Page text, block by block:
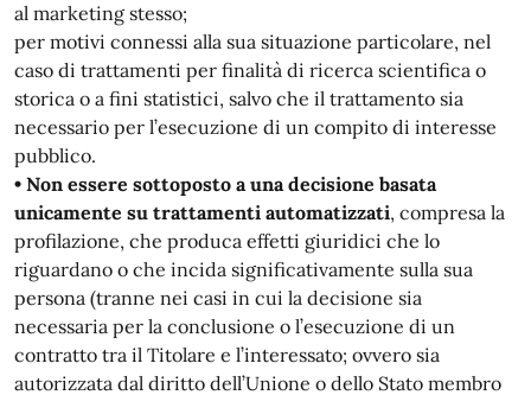
al marketing stesso;
per motivi connessi alla sua situazione particolare, nel
caso di trattamenti per finalità di ricerca scientifica o
storica o a fini statistici, salvo che il trattamento sia
necessario per l’esecuzione di un compito di interesse
pubblico.
• Non essere sottoposto a una decisione basata
unicamente su trattamenti automatizzati, compresa la
profilazione, che produca effetti giuridici che lo
riguardano o che incida significativamente sulla sua
persona (tranne nei casi in cui la decisione sia
necessaria per la conclusione o l’esecuzione di un
contratto tra il Titolare e l’interessato; ovvero sia
autorizzata dal diritto dell’Unione o dello Stato membro